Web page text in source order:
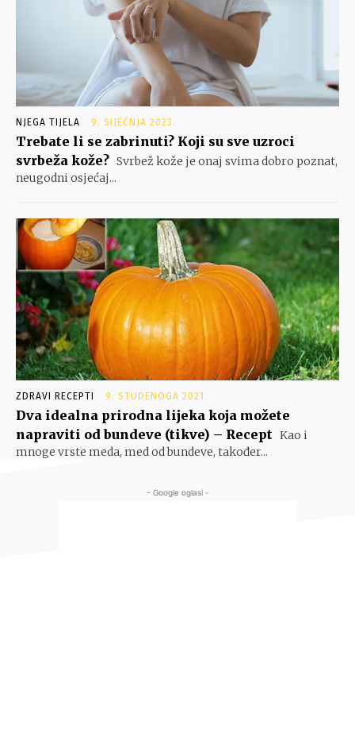
NJEGA TIJELA 9. SIJEČNJA 2023.
Trebate li se zabrinuti? Koji su sve uzroci
svrbeža kože? Svrbež kože je onaj svima dobro poznat,
neugodni osjećaj...
ZDRAVI RECEPTI 9. STUDENOGA 2021.
Dva idealna prirodna lijeka koja možete
napraviti od bundeve (tikve) – Recept Kao i
mnoge vrste meda, med od bundeve, također...
- Google oglasi -